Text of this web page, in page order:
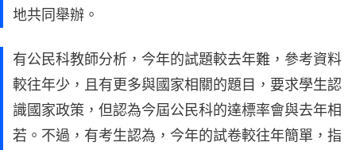
地共同舉辦。
有公民科教師分析，今年的試題較去年難，參考資料
較往年少，且有更多與國家相關的題目，要求學生認
識國家政策，但認為今屆公民科的達標率會與去年相
若。不過，有考生認為，今年的試卷較往年簡單，指